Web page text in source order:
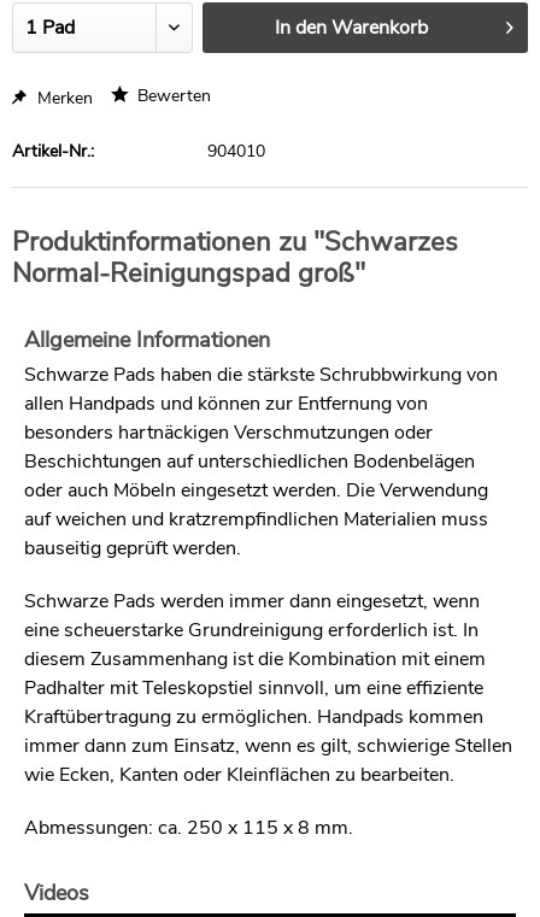
In denWarenkorb
Merken Bewerten
Artikel-Nr.: 904010
Produktinformationen zu "Schwarzes
Normal-Reinigungspad groß"
Allgemeine Informationen
Schwarze Pads haben die stärkste Schrubbwirkung von
allen Handpads und können zur Entfernung von
besonders hartnäckigen Verschmutzungen oder
Beschichtungen auf unterschiedlichen Bodenbelägen
oder auch Möbeln eingesetzt werden. Die Verwendung
auf weichen und kratzrempfindlichen Materialien muss
bauseitig geprüft werden.
Schwarze Pads werden immer dann eingesetzt, wenn
eine scheuerstarke Grundreinigung erforderlich ist. In
diesem Zusammenhang ist die Kombination mit einem
Padhalter mit Teleskopstiel sinnvoll, um eine effiziente
Kraftübertragung zu ermöglichen. Handpads kommen
immer dann zum Einsatz, wenn es gilt, schwierige Stellen
wie Ecken, Kanten oder Kleinflächen zu bearbeiten.
Abmessungen: ca. 250 x 115 x 8 mm.
Videos